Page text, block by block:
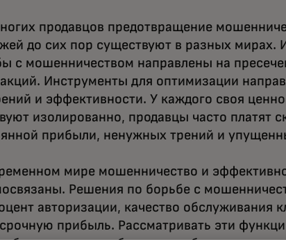
продавцов предотвращение
до сих пор существуют в разных мирах.
с мошенничеством направлены на
Инструменты для оптимизации
и эффективности. У каждого своя
изолированно, продавцы часто платят
прибыли, ненужных трений и
мире мошенничество и
Решения по борьбе с
авторизации, качество обслуживания
прибыль. Рассматривать эти